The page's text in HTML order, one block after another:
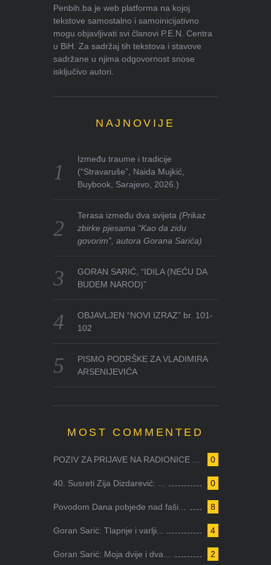
Penbih.ba je web platforma na kojoj
tekstove samostalno i samoinicijativno
mogu objavljivati svi članovi P.E.N. Centra
u BiH. Za sadržaj tih tekstova i stavove
sadržane u njima odgovornost snose
isključivo autori.
NAJNOVIJE
Između traume i tradicije
(“Stravaruše”, Naida Mujkić,
Buybook, Sarajevo, 2026.)
Terasa između dva svijeta(Prikaz
zbirke pjesama “Kao da zidu
govorim”, autora Gorana Sarića)
GORAN SARIĆ, “IDILA (NEĆU DA
BUDEM NAROD)”
OBJAVLJEN “NOVI IZRAZ” br. 101-
102
PISMO PODRŠKE ZA VLADIMIRA
ARSENIJEVIĆA
MOST COMMENTED
0
POZIV ZA PRIJAVE NA RADIONICE ...
0
40. Susreti Zija Dizdarević: ...
8
Povodom Dana pobjede nad faši...
4
Goran Sarić: Tlapnje i varlji...
2
Goran Sarić: Moja dvije i dva...